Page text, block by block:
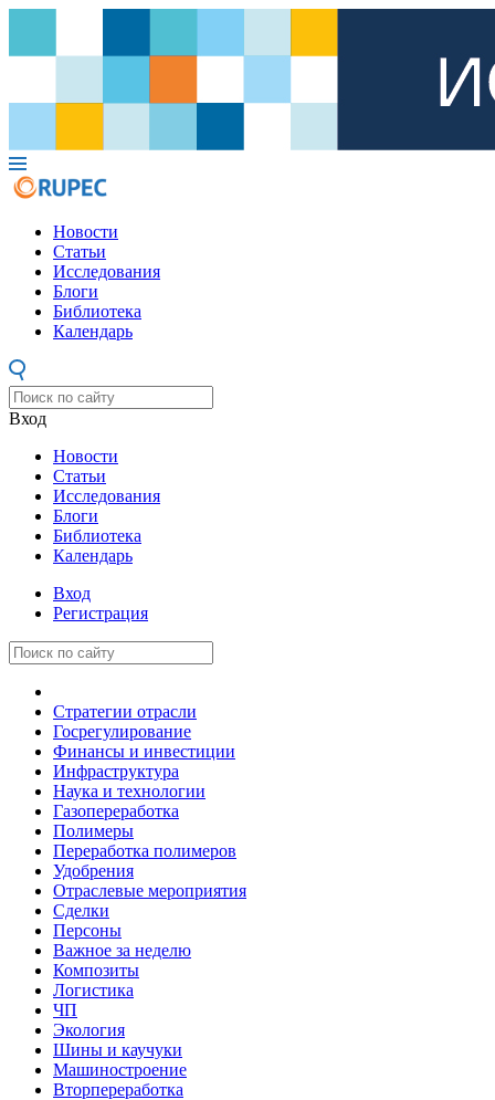
Новости
Статьи
Исследования
Блоги
Библиотека
Календарь
Вход
Новости
Статьи
Исследования
Блоги
Библиотека
Календарь
Вход
Регистрация
Стратегии отрасли
Госрегулирование
Финансы и инвестиции
Инфраструктура
Наука и технологии
Газопереработка
Полимеры
Переработка полимеров
Удобрения
Отраслевые мероприятия
Сделки
Персоны
Важное за неделю
Композиты
Логистика
ЧП
Экология
Шины и каучуки
Машиностроение
Вторпереработка